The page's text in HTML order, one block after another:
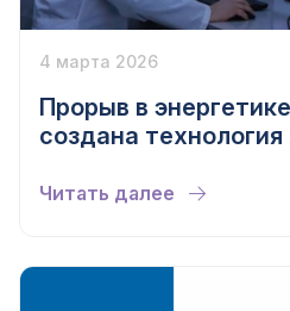
4 марта 2026
Прорыв в
создана
отходов
Читать далее